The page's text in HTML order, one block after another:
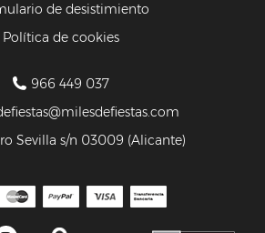
de desistimiento
Política de cookies
966 449 037
Sevilla s/n 03009 (Alicante)